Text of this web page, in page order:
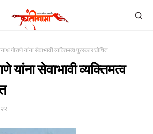
गोराणे यांना सेवाभावी व्यक्तिमत्व पुरस्कार घोषित
यांना सेवाभावी व्यक्तिमत्व